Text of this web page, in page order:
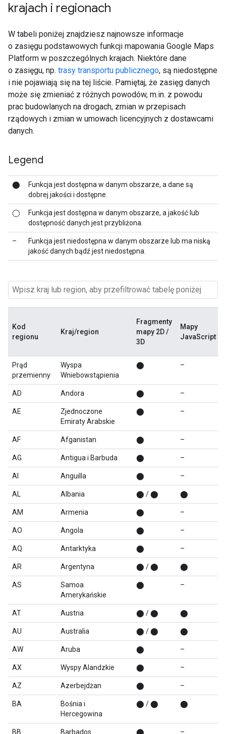
krajach i regionach
W tabeli poniżej znajdziesz najnowsze informacje
o zasięgu podstawowych funkcji mapowania Google Maps
Platform w poszczególnych krajach. Niektóre dane
o zasięgu, np. trasy transportu publicznego, są niedostępne
i nie pojawiają się na tej liście. Pamiętaj, że zasięg danych
może się zmieniać z różnych powodów, m.in. z powodu
prac budowlanych na drogach, zmian w przepisach
rządowych i zmian w umowach licencyjnych z dostawcami
danych.
Legend
⬤
Funkcja jest dostępna w danym obszarze, a dane są
dobrej jakości i dostępne.
◯
Funkcja jest dostępna w danym obszarze, a jakość lub
dostępność danych jest przybliżona.
–
Funkcja jest niedostępna w danym obszarze lub ma niską
jakość danych bądź jest niedostępna.
Kod
regionu
Kraj/region
Fragmenty
mapy 2D /
3D
Mapy
JavaScript 3D
Prąd
przemienny
Wyspa
Wniebowstąpienia
⬤ –
AD Andora ⬤ –
AE
Zjednoczone
Emiraty Arabskie
⬤ –
AF Afganistan ⬤ –
AG Antigua i Barbuda ⬤ –
AI Anguilla ⬤ –
AL Albania ⬤ / ⬤ ⬤
AM Armenia ⬤ –
AO Angola ⬤ –
AQ Antarktyka ⬤ –
AR Argentyna ⬤ / ⬤ ⬤
AS
Samoa
Amerykańskie
⬤ –
AT Austria ⬤ / ⬤ ⬤
AU Australia ⬤ / ⬤ ⬤
AW Aruba ⬤ –
AX Wyspy Alandzkie ⬤ –
AZ Azerbejdżan ⬤ –
BA
Bośnia i
Hercegowina
⬤ / ⬤ ⬤
BB Barbados ⬤ –